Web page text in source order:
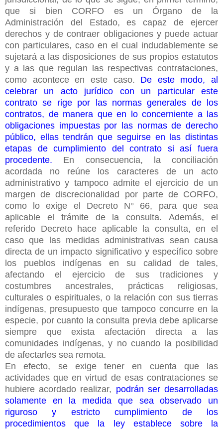
que si bien CORFO es un Órgano de la
Administración del Estado, es capaz de ejercer
derechos y de contraer obligaciones y puede actuar
con particulares, caso en el cual indudablemente se
sujetará a las disposiciones de sus propios estatutos
y a las que regulan las respectivas contrataciones,
como acontece en este caso. De este modo, al
celebrar un acto jurídico con un particular este
contrato se rige por las normas generales de los
contratos, de manera que en lo concerniente a las
obligaciones impuestas por las normas de derecho
público, ellas tendrán que seguirse en las distintas
etapas de cumplimiento del contrato si así fuera
procedente. En consecuencia, la conciliación
acordada no reúne los caracteres de un acto
administrativo y tampoco admite el ejercicio de un
margen de discrecionalidad por parte de CORFO,
como lo exige el Decreto N° 66, para que sea
aplicable el trámite de la consulta.Además, el
referido Decreto hace aplicable la consulta, en el
caso que las medidas administrativas sean causa
directa de un impacto significativo y específico sobre
los pueblos indígenas en su calidad de tales,
afectando el ejercicio de sus tradiciones y
costumbres ancestrales, prácticas religiosas,
culturales o espirituales, o la relación con sus tierras
indígenas, presupuesto que tampoco concurre en la
especie, por cuanto la consulta previa debe aplicarse
siempre que exista afectación directa a las
comunidades indígenas, y no cuando la posibilidad
de afectarles sea remota.
En efecto, se exige tener en cuenta que las
actividades que en virtud de esas contrataciones se
hubiere acordado realizar, podrán ser desarrolladas
solamente en la medida que sea observado un
riguroso y estricto cumplimiento de los
procedimientos que la ley establece sobre la